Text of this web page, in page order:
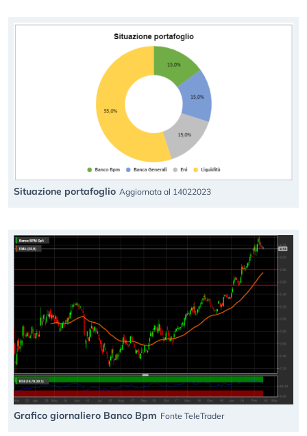
Situazione portafoglio Aggiornata al 14022023
Grafico giornaliero Banco Bpm Fonte TeleTrader